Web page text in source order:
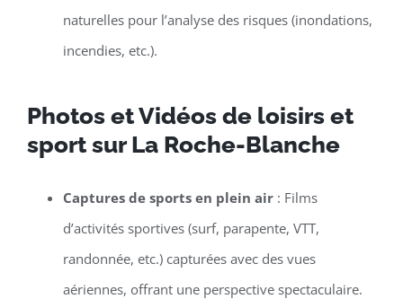
naturelles pour l’analyse des risques (inondations,
incendies, etc.).
Photos et Vidéos de loisirs et
sport sur La Roche-Blanche
Captures de sports en plein air: Films
d’activités sportives (surf, parapente, VTT,
randonnée, etc.) capturées avec des vues
aériennes, offrant une perspective spectaculaire.